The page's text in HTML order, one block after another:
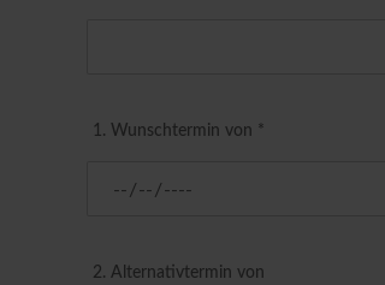
1. Wunschtermin von *
2. Alternativtermin von